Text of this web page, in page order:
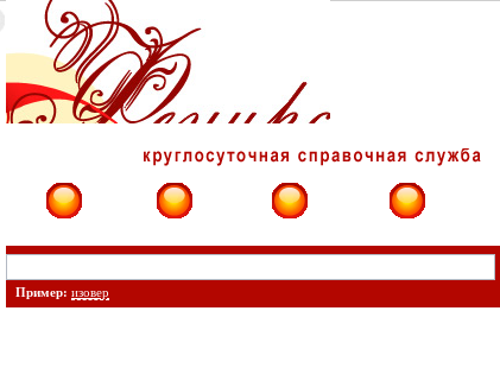
Пример: изовер